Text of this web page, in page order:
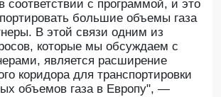
соответствии с программой, и это
большие объемы газа
В этой связи одним из
которые мы обсуждаем с
является расширение
коридора для транспортировки
объемов газа в Европу", —